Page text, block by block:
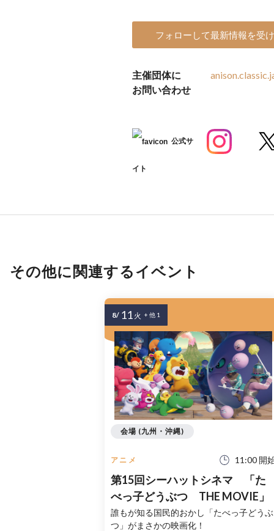
フォローして最新情報を受
主催団体に
お問い合わせ
公式サ
イト
その他に関連するイベント
アニメ 11:00 開
第15回シーハットシネマ 「た
べっ子どうぶつ THE MOVIE」
誰もが知る国⺠的おかし「たべっ子どうぶ
つ」がまさかの映画化！
会場 (九州・沖縄)
8/ 11 火 + 他 1